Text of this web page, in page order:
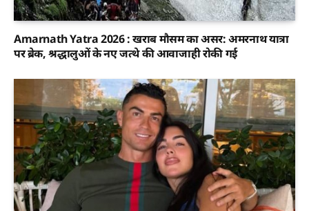
Amarnath Yatra 2026 : खराब मौसम का असर: अमरनाथ यात्रा
पर ब्रेक, श्रद्धालुओं के नए जत्थे की आवाजाही रोकी गई